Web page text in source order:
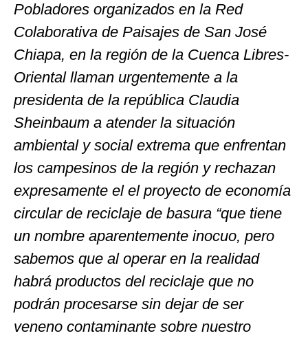
Pobladores organizados en la Red
Colaborativa de Paisajes de San José
Chiapa, en la región de la Cuenca Libres-
Oriental llaman urgentemente a la
presidenta de la república Claudia
Sheinbaum a atender la situación
ambiental y social extrema que enfrentan
los campesinos de la región y rechazan
expresamente el el proyecto de economía
circular de reciclaje de basura “que tiene
un nombre aparentemente inocuo, pero
sabemos que al operar en la realidad
habrá productos del reciclaje que no
podrán procesarse sin dejar de ser
veneno contaminante sobre nuestro